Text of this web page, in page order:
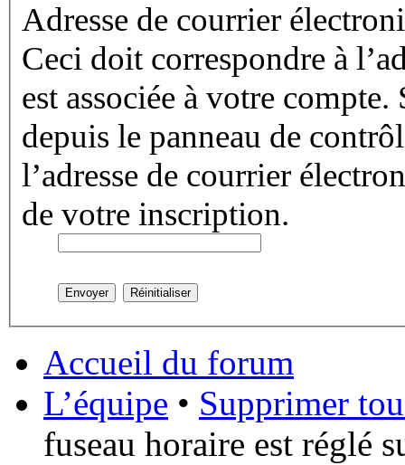
Adresse de courrier
Ceci doit correspondre à
est associée à votre
depuis le panneau de
l’adresse de courrier
de votre inscription.
Accueil du forum
L’équipe • Supprimer
fuseau horaire est réglé